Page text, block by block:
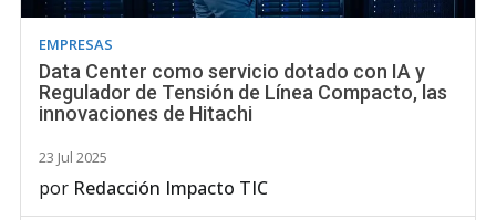
EMPRESAS
Data Center como servicio dotado con IA y
Regulador de Tensión de Línea Compacto, las
innovaciones de Hitachi
23 Jul 2025
por Redacción Impacto TIC